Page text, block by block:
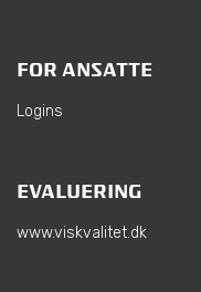
FOR ANSATTE
Logins
EVALUERING
www.viskvalitet.dk